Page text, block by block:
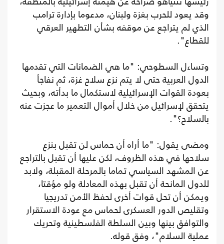
وقد يعود للحرب بغزة ولبنان، مدعوما بإدارة ترامب
الذي لم يتراجع عن موقفه بشأن التطهير العرقي
للقطاع".
وتساءل السطوحي: "ما هي الضمانات التي تقدمها
الدول العربية حتى لا يتم نزع سلاح غزة، ثم نفاجأ
بعودة القوات الإسرائيلية لاستكمال ما بدأته، وبحيث
يتحقق لإسرائيل من خلال أموال التعمير ما عجزت عنه
بالسلاح؟".
ومضى يقول: "ما أراه أن حماس لن تقبل بنزع
سلاحها في هذه الظروف، لكن عليها أن تقبل بالتراجع
عن المشهد السياسي تماما بالمرحلة المقبلة، ولابد
للدول المانحة أن تقبل بهذه المعادلة ولو مؤقتا،
ويمكن أن تحل قوات أخرى لحفظ الأمن تدريجيا
وتقليص الدور العسكرى لحماس مع عودة الاستقرار
والتوافق بينها وبين السلطة الفلسطينية وتحريك
عملية السلام"، وفق قوله.